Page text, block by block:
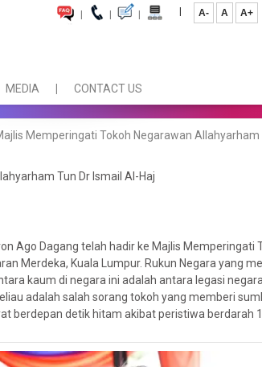
| | | | A- A A+
MEDIA CONTACT US
Memperingati Tokoh Negarawan Allahyarham
Tun Dr Ismail Al-Haj
Ago Dagang telah hadir ke Majlis Memperingati
Merdeka, Kuala Lumpur. Rukun Negara yang
kaum di negara ini adalah antara legasi
adalah salah sorang tokoh yang memberi
berdepan detik hitam akibat peristiwa berdarah